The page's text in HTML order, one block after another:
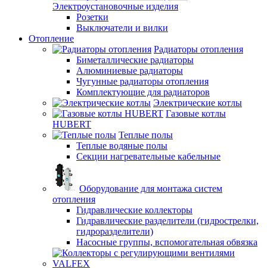
Электроустановочные изделия
Розетки
Выключатели и вилки
Отопление
Радиаторы отопления
Биметаллические радиаторы
Алюминиевые радиаторы
Чугунные радиаторы отопления
Комплектующие для радиаторов
Электрические котлы
Газовые котлы
HUBERT
Теплые полы
Теплые водяные полы
Секции нагревательные кабельные
Оборудование для монтажа систем
отопления
Гидравлические коллекторы
Гидравлические разделители (гидрострелки,
гидроразделители)
Насосные группы, вспомогательная обвязка